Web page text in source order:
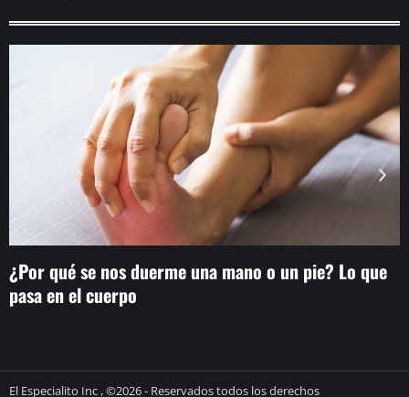
¿Por qué se nos duerme una mano o un pie? Lo que
pasa en el cuerpo
El Especialito Inc , ©2026 - Reservados todos los derechos